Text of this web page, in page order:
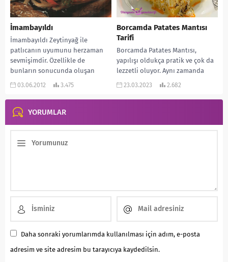
İmambayıldı
İmambayıldı Zeytinyağ ile
patlıcanın uyumunu herzaman
sevmişimdir. Özellikle de
bunların sonucunda oluşan
yemek İmambayıldı ise… Umarım
03.06.2012 3.475
Borcamda Patates Mantısı
Tarifi
Borcamda Patates Mantısı,
yapılışı oldukça pratik ve çok da
lezzetli oluyor. Aynı zamanda
doyurucu bir lezzet. Ana
23.03.2023 2.682
YORUMLAR
Daha sonraki yorumlarımda kullanılması için adım, e-posta
adresim ve site adresim bu tarayıcıya kaydedilsin.